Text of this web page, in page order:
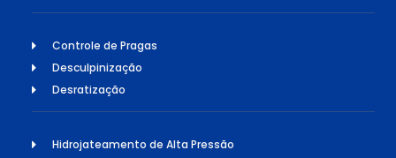
Controle de Pragas
Desculpinização
Desratização
Hidrojateamento de Alta Pressão